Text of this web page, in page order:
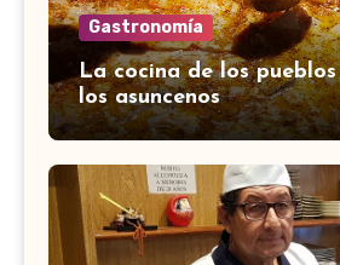
Gastronomía
La cocina de los
los asuncenos